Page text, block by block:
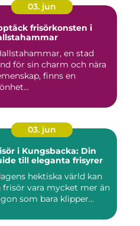
03. jun
frisörkonsten i
en stad
för sin charm och nära
finns en
03. jun
i Kungsbacka: Din
till eleganta frisyrer
hektiska värld kan
frisör vara mycket mer än
som bara klipper...